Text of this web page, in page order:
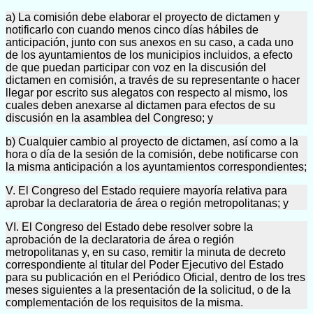
a) La comisión debe elaborar el proyecto de dictamen y
notificarlo con cuando menos cinco días hábiles de
anticipación, junto con sus anexos en su caso, a cada uno
de los ayuntamientos de los municipios incluidos, a efecto
de que puedan participar con voz en la discusión del
dictamen en comisión, a través de su representante o hacer
llegar por escrito sus alegatos con respecto al mismo, los
cuales deben anexarse al dictamen para efectos de su
discusión en la asamblea del Congreso; y
b) Cualquier cambio al proyecto de dictamen, así como a la
hora o día de la sesión de la comisión, debe notificarse con
la misma anticipación a los ayuntamientos correspondientes;
V. El Congreso del Estado requiere mayoría relativa para
aprobar la declaratoria de área o región metropolitanas; y
VI. El Congreso del Estado debe resolver sobre la
aprobación de la declaratoria de área o región
metropolitanas y, en su caso, remitir la minuta de decreto
correspondiente al titular del Poder Ejecutivo del Estado
para su publicación en el Periódico Oficial, dentro de los tres
meses siguientes a la presentación de la solicitud, o de la
complementación de los requisitos de la misma.